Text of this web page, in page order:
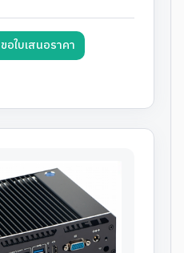
ขอใบเสนอราคา